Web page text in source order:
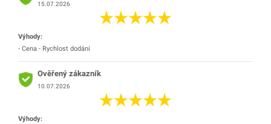
15.07.2026
Výhody:
- Cena - Rychlost dodání
Ověřený zákazník
10.07.2026
Výhody: